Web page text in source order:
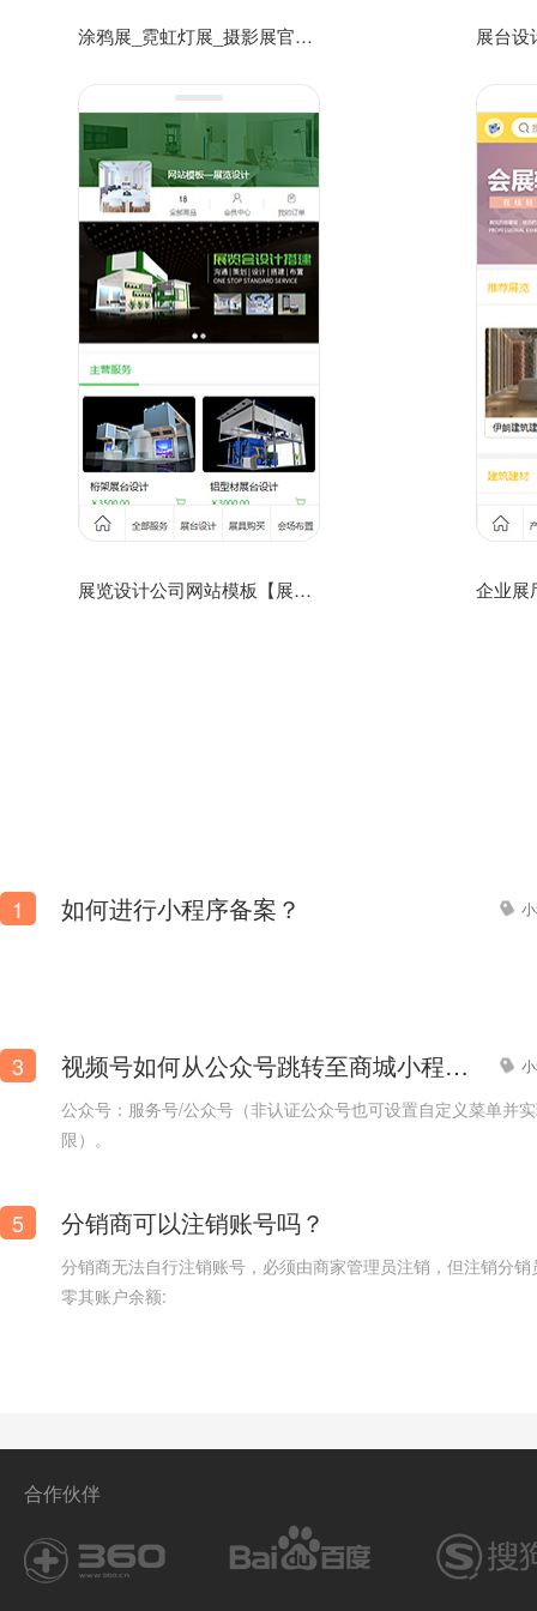
涂鸦展_霓虹灯展_摄影展官网宣传手机网站模板
展览设计公司网站模板【展览设计公司网站模板】
1 如何进行小程序备案？
3 视频号如何从公众号跳转至商城小程序？
公众号：服务号/公众号（非认证公众号也可设置自定义菜单并
限）。
5 分销商可以注销账号吗？
分销商无法自行注销账号，必须由商家管理员注销，但注销分销
零其账户余额:
合作伙伴